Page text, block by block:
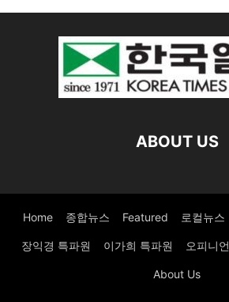
ABOUT US
Home 종합뉴스 Featured 로컬뉴스
장익경 특파원 이가희 특파원 오피니언
About Us